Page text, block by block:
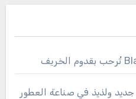
ولذيذ في صناعة العطور